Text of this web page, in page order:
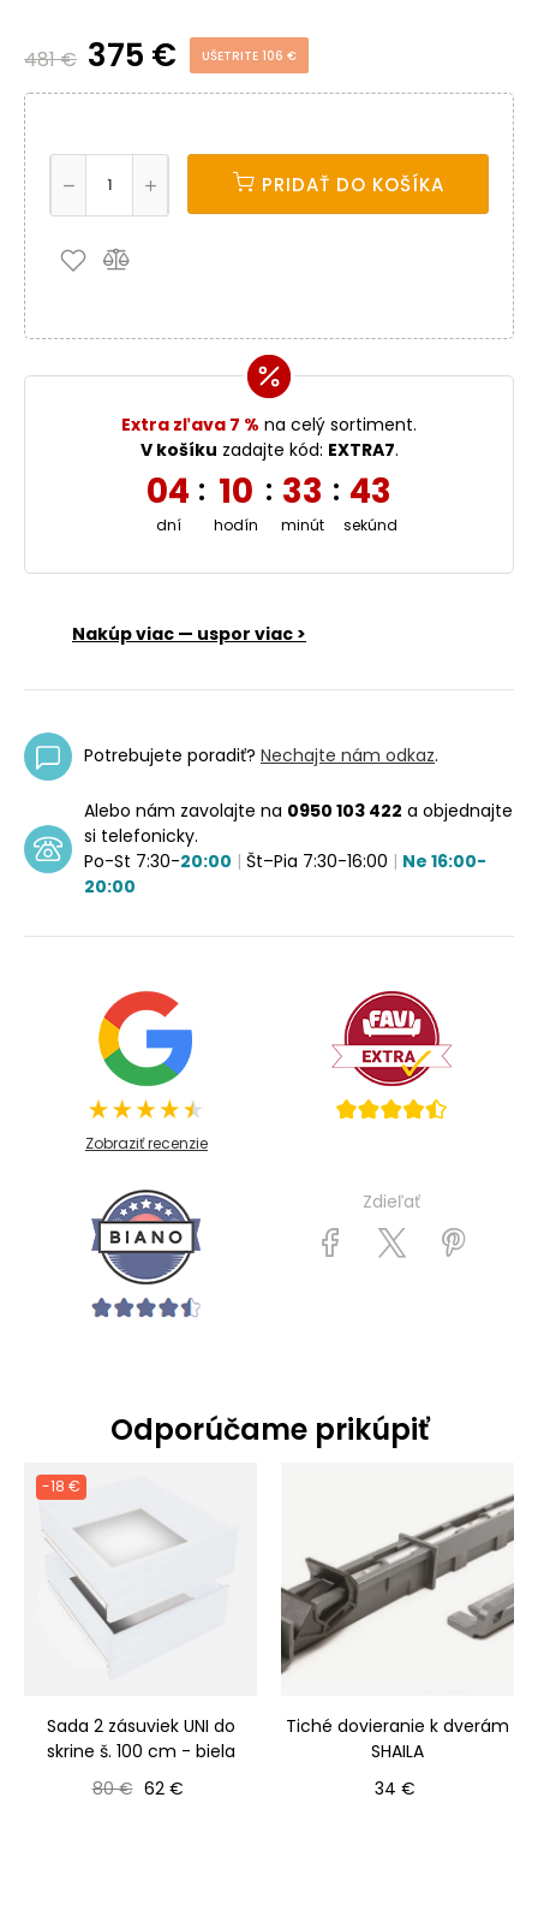
481 € 375 € UŠETRITE 106 €
PRIDAŤ DO KOŠÍKA
Extra zľava 7 % na celý sortiment.
V košíku zadajte kód: EXTRA7.
04
dní
: 10
hodín
: 33
minút
: 42
sekúnd
Nakúp viac — uspor viac >
Potrebujete poradiť? Nechajte nám odkaz.
Alebo nám zavolajte na 0950 103 422 a objednajte
si telefonicky.
Po-St 7:30-20:00 | Št–Pia 7:30-16:00 | Ne 16:00-
20:00
Zobraziť recenzie
Zdieľať
Odporúčame prikúpiť
-18 €
Sada 2 zásuviek UNI do
skrine š. 100 cm - biela
Bežná cena
80 € Cena
62 €
Tiché dovieranie k dverám
SHAILA
Cena
34 €